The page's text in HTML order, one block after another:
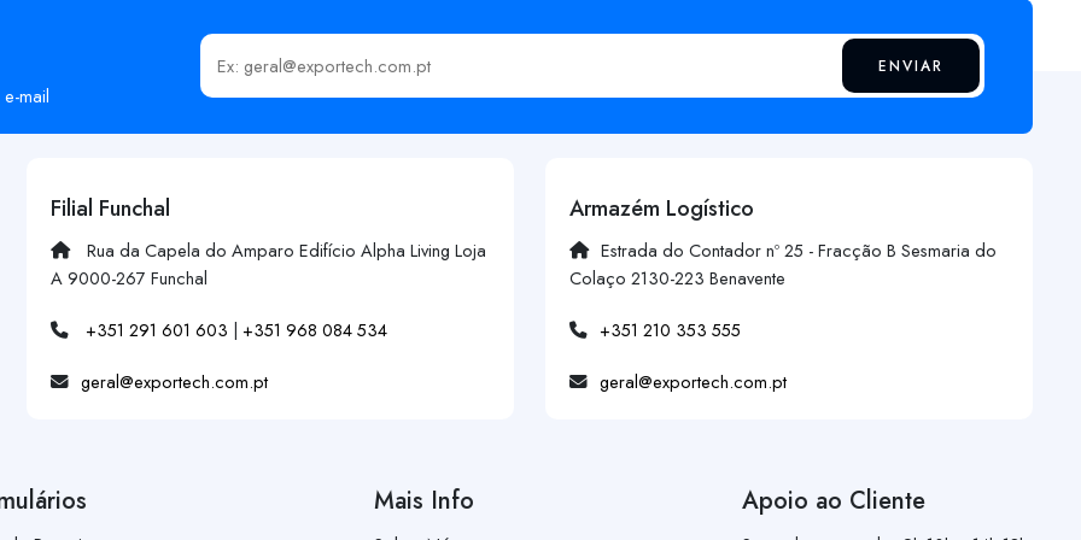
mail
Insira o seu email ENVIAR
Filial Funchal
Rua da Capela do Amparo Edifício Alpha Living Loja
A 9000-267 Funchal
+351 291 601 603 | +351 968 084 534
geral@exportech.com.pt
Armazém Logístico
Estrada do Contador nº 25 - Fracção B Sesmaria do
Colaço 2130-223 Benavente
+351 210 353 555
geral@exportech.com.pt
Mais Info Apoio ao Cliente